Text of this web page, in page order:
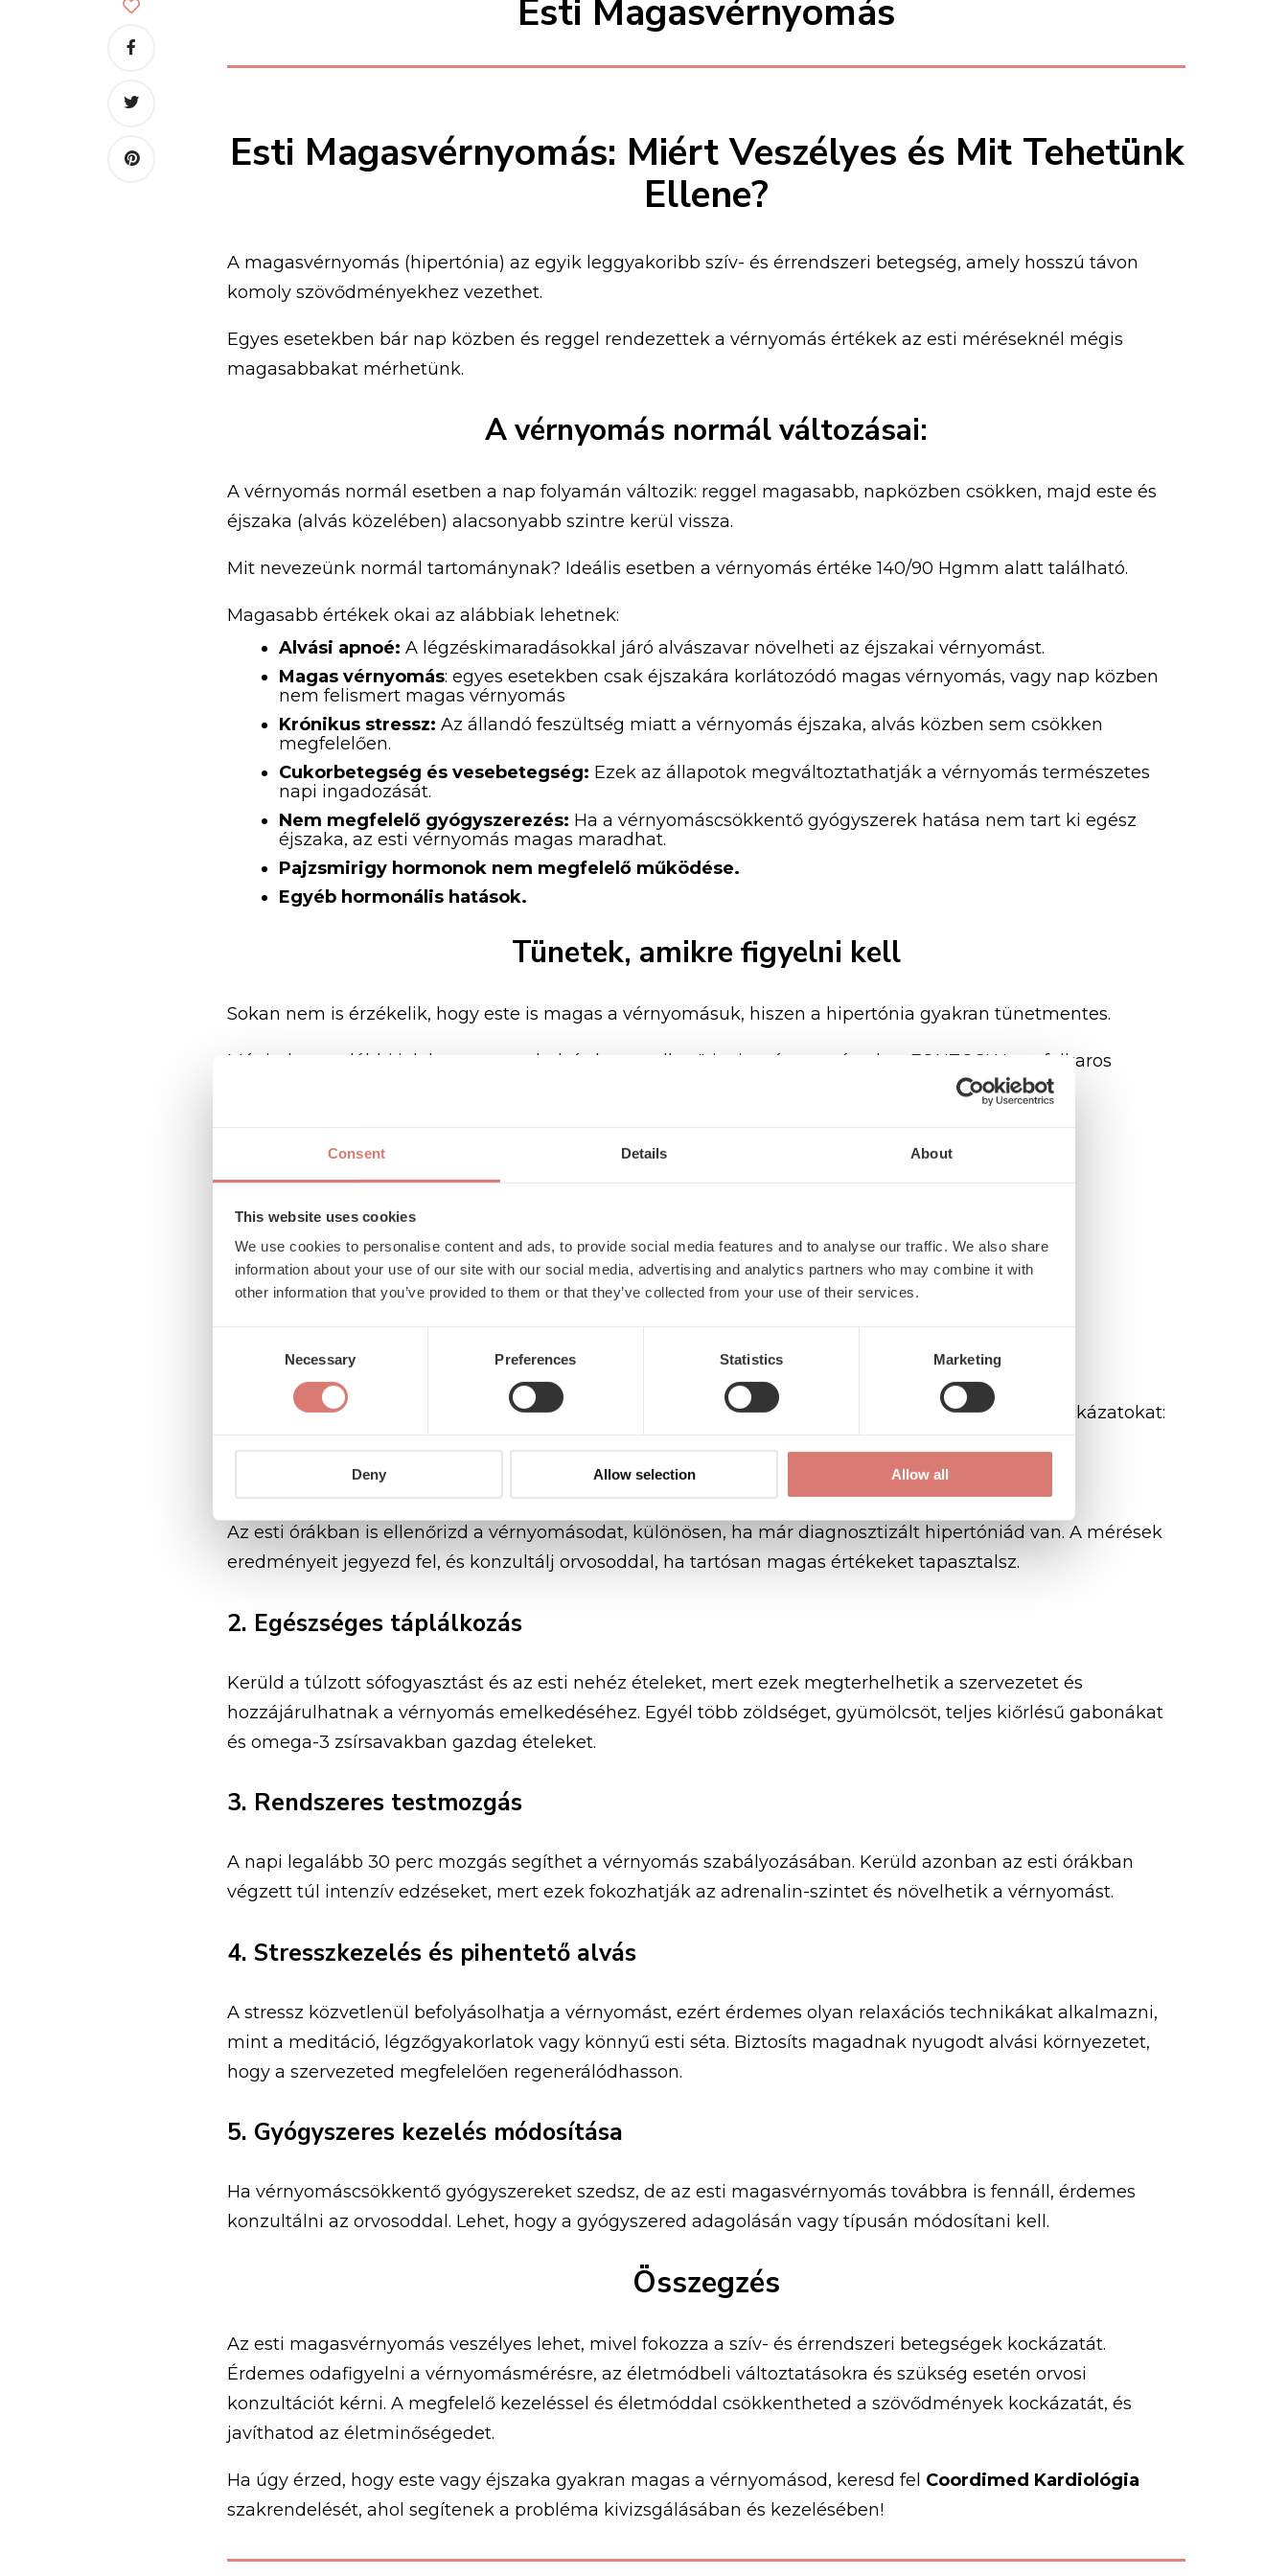
Consent Details About
This website uses cookies
We use cookies to personalise content and ads, to provide social media features and to analyse our traffic. We also share
information about your use of our site with our social media, advertising and analytics partners who may combine it with
other information that you’ve provided to them or that they’ve collected from your use of their services.
Necessary Preferences Statistics Marketing
Deny Allow selection Allow all
Esti Magasvérnyomás
Esti Magasvérnyomás: Miért Veszélyes és Mit Tehetünk
Ellene?
A magasvérnyomás (hipertónia) az egyik leggyakoribb szív- és érrendszeri betegség, amely hosszú távon
komoly szövődményekhez vezethet.
Egyes esetekben bár nap közben és reggel rendezettek a vérnyomás értékek az esti méréseknél mégis
magasabbakat mérhetünk.
A vérnyomás normál változásai:
A vérnyomás normál esetben a nap folyamán változik: reggel magasabb, napközben csökken, majd este és
éjszaka (alvás közelében) alacsonyabb szintre kerül vissza.
Mit nevezeünk normál tartománynak? Ideális esetben a vérnyomás értéke 140/90 Hgmm alatt található.
Magasabb értékek okai az alábbiak lehetnek:
Alvási apnoé: A légzéskimaradásokkal járó alvászavar növelheti az éjszakai vérnyomást.
Magas vérnyomás: egyes esetekben csak éjszakára korlátozódó magas vérnyomás, vagy nap közben
nem felismert magas vérnyomás
Krónikus stressz: Az állandó feszültség miatt a vérnyomás éjszaka, alvás közben sem csökken
megfelelően.
Cukorbetegség és vesebetegség: Ezek az állapotok megváltoztathatják a vérnyomás természetes
napi ingadozását.
Nem megfelelő gyógyszerezés: Ha a vérnyomáscsökkentő gyógyszerek hatása nem tart ki egész
éjszaka, az esti vérnyomás magas maradhat.
Pajzsmirigy hormonok nem megfelelő működése.
Egyéb hormonális hatások.
Tünetek, amikre figyelni kell
Sokan nem is érzékelik, hogy este is magas a vérnyomásuk, hiszen a hipertónia gyakran tünetmentes.
Mégis, ha az alábbi jeleket tapasztalod, érdemes ellenőrizni a vérnyomásodat: FONTOS! Hogy felkaros
Fejfájás, különösen reggel ébredéskor
Szédülés vagy fáradtság
Látászavarok
Mellkasi fájdalom vagy szorító érzés
Nyugtalanság vagy alvászavarok
Nem lelki problémához kötehtő rémálmok
Éjszakai izzadás
Mit tehetsz az esti magasvérnyomás ellen?
Ha észleled, hogy esténként magasabb a vérnyomásod, az alábbi lépésekkel csökkentheted a kockázatokat:
1. Rendszeres vérnyomásmérés
Az esti órákban is ellenőrizd a vérnyomásodat, különösen, ha már diagnosztizált hipertóniád van. A mérések
eredményeit jegyezd fel, és konzultálj orvosoddal, ha tartósan magas értékeket tapasztalsz.
2. Egészséges táplálkozás
Kerüld a túlzott sófogyasztást és az esti nehéz ételeket, mert ezek megterhelhetik a szervezetet és
hozzájárulhatnak a vérnyomás emelkedéséhez. Egyél több zöldséget, gyümölcsöt, teljes kiőrlésű gabonákat
és omega-3 zsírsavakban gazdag ételeket.
3. Rendszeres testmozgás
A napi legalább 30 perc mozgás segíthet a vérnyomás szabályozásában. Kerüld azonban az esti órákban
végzett túl intenzív edzéseket, mert ezek fokozhatják az adrenalin-szintet és növelhetik a vérnyomást.
4. Stresszkezelés és pihentető alvás
A stressz közvetlenül befolyásolhatja a vérnyomást, ezért érdemes olyan relaxációs technikákat alkalmazni,
mint a meditáció, légzőgyakorlatok vagy könnyű esti séta. Biztosíts magadnak nyugodt alvási környezetet,
hogy a szervezeted megfelelően regenerálódhasson.
5. Gyógyszeres kezelés módosítása
Ha vérnyomáscsökkentő gyógyszereket szedsz, de az esti magasvérnyomás továbbra is fennáll, érdemes
konzultálni az orvosoddal. Lehet, hogy a gyógyszered adagolásán vagy típusán módosítani kell.
Összegzés
Az esti magasvérnyomás veszélyes lehet, mivel fokozza a szív- és érrendszeri betegségek kockázatát.
Érdemes odafigyelni a vérnyomásmérésre, az életmódbeli változtatásokra és szükség esetén orvosi
konzultációt kérni. A megfelelő kezeléssel és életmóddal csökkentheted a szövődmények kockázatát, és
javíthatod az életminőségedet.
Ha úgy érzed, hogy este vagy éjszaka gyakran magas a vérnyomásod, keresd fel Coordimed Kardiológia
szakrendelését, ahol segítenek a probléma kivizsgálásában és kezelésében!